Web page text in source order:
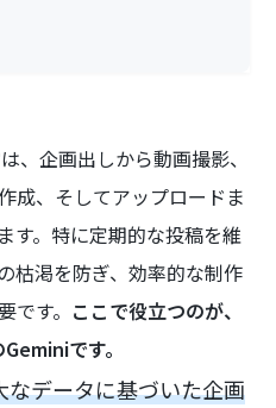
、企画出しから動画撮影、
成、そしてアップロードま
す。特に定期的な投稿を維
枯渇を防ぎ、効率的な制作
す。 ここで役立つのが、
です。
なデータに基づいた企画